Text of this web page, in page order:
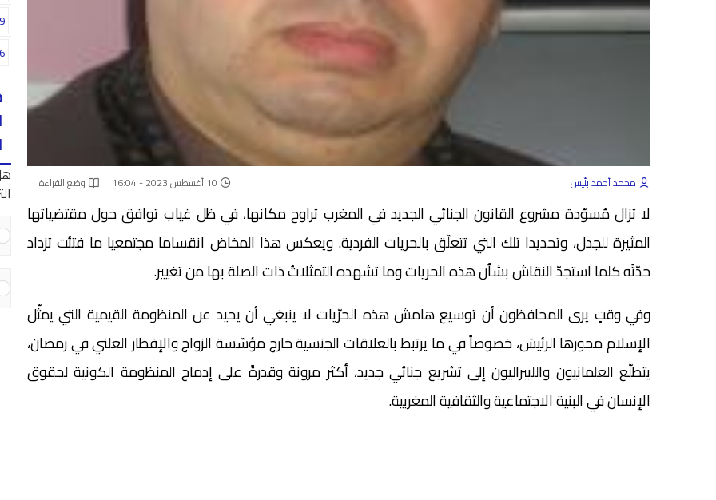
محمد أحمد بنّيس 10 أغسطس 2023 - 16:04 وضع القراءة
لا تزال مُسوّدة مشروع القانون الجنائي الجديد في المغرب تراوح مكانها، في ظل غياب توافق حول مقتضياتها
المثيرة للجدل، وتحديدا تلك التي تتعلّق بالحريات الفردية. ويعكس هذا المخاض انقساما مجتمعيا ما فتئت تزداد
حدّتُه كلما استجدّ النقاش بشأن هذه الحريات وما تشهده التمثلاتُ ذات الصلة بها من تغيير.
وفي وقتٍ يرى المحافظون أن توسيع هامش هذه الحرّيات لا ينبغي أن يحيد عن المنظومة القيمية التي يمثّل
الإسلام محورها الرئيسَ، خصوصاً في ما يرتبط بالعلاقات الجنسية خارج مؤسّسة الزواج والإفطار العلني في رمضان،
يتطلّع العلمانيون والليبراليون إلى تشريع جنائي جديد، أكثر مرونة وقدرةً على إدماج المنظومة الكونية لحقوق
الإنسان في البنية الاجتماعية والثقافية المغربية.